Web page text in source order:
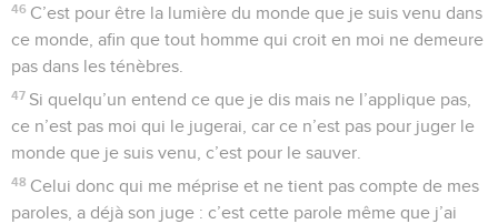
46 C’est pour être la lumière du monde que je suis venu dans
ce monde, afin que tout homme qui croit en moi ne demeure
pas dans les ténèbres.
47 Si quelqu’un entend ce que je dis mais ne l’applique pas,
ce n’est pas moi qui le jugerai, car ce n’est pas pour juger le
monde que je suis venu, c’est pour le sauver.
48 Celui donc qui me méprise et ne tient pas compte de mes
paroles, a déjà son juge : c’est cette parole même que j’ai